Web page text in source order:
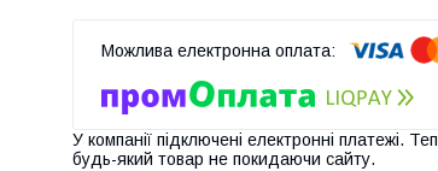
У компанії підключені електронні платежі.
будь-який товар не покидаючи сайту.